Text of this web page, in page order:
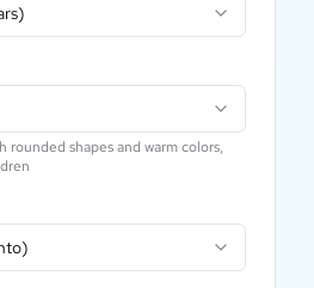
rounded shapes and warm colors,